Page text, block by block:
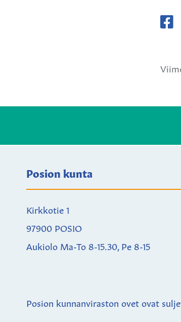
Posion kunta
Kirkkotie 1
97900 POSIO
Aukiolo Ma-To 8-15.30, Pe 8-15
Posion kunnanviraston ovet ovat